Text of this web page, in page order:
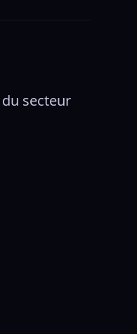
secteur